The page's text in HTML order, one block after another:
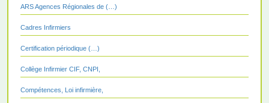
ARS Agences Régionales de (…)
Cadres Infirmiers
Certification périodique (…)
Collège Infirmier CIF, CNPI,
Compétences, Loi infirmière,